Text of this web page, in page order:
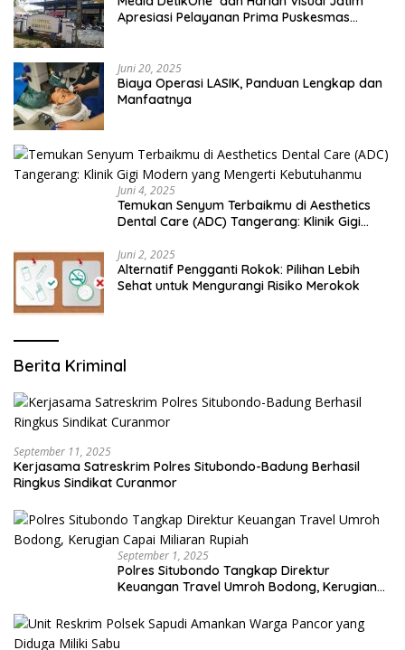
Apresiasi Pelayanan Prima Puskesmas
Juni 20, 2025
Biaya Operasi LASIK, Panduan Lengkap dan
Manfaatnya
Juni 4, 2025
Temukan Senyum Terbaikmu di Aesthetics
Dental Care (ADC) Tangerang: Klinik Gigi
Juni 2, 2025
Alternatif Pengganti Rokok: Pilihan Lebih
Sehat untuk Mengurangi Risiko Merokok
Berita Kriminal
September 11, 2025
Kerjasama Satreskrim Polres Situbondo-Badung Berhasil
Ringkus Sindikat Curanmor
September 1, 2025
Polres Situbondo Tangkap Direktur
Keuangan Travel Umroh Bodong, Kerugian